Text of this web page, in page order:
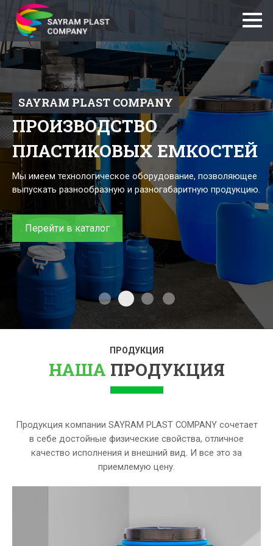
SAYRAM PLAST COMPANY
Перейти в каталог
SAYRAM PLAST COMPANY
ПРОИЗВОДСТВО
ПЛАСТИКОВЫХ ЕМКОСТЕЙ
Мы имеем технологическое оборудование, позволяющее
выпускать разнообразную и разногабаритную продукцию.
Перейти в каталог
SAYRAM PLAST COMPANY
Перейти в каталог
SAYRAM PLAST COMPANY
Перейти в каталог
sayram plast company
Производство
пластиковых изделий
sayram plast company
пластиковых емкостей
sayram plast company
пластиковых товаров для
sayram plast company
пластиковых маникенов
ПРОДУКЦИЯ
НАША ПРОДУКЦИЯ
Продукция компании SAYRAM PLAST COMPANY сочетает
в себе достойные физические свойства, отличное
качество исполнения и внешний вид. И все это за
приемлемую цену.